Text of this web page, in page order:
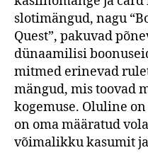
slotimängud, nagu
Quest”, pakuvad
dünaamilisi
mitmed erinevad
mängud, mis toovad
kogemuse. Oluline
on oma määratud
võimalikku kasumit